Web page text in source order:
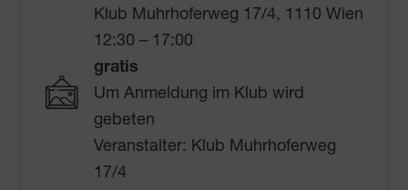
Klub Muhrhoferweg 17/4, 1110 Wien
12:30 – 17:00
gratis
Um Anmeldung im Klub wird
gebeten
Veranstalter: Klub Muhrhoferweg
17/4